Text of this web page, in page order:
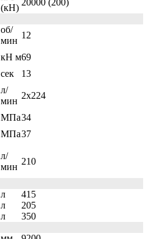
(кН)
об/
мин
12
кН м69
сек
13
л/
мин
2х224
МПа34
МПа37
л/
мин
210
л
415
л
205
л
350